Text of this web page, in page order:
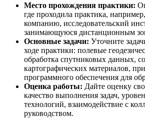
Место прохождения практики:
где проходила практика,
компанию, исследовательский
занимающуюся дистанционным
Основные задачи: Уточните
ходе практики: полевые
обработка спутниковых данных,
картографических материалов,
программного обеспечения для
Оценка работы: Дайте оценку
качество выполнения задач,
технологий, взаимодействие с
руководством.